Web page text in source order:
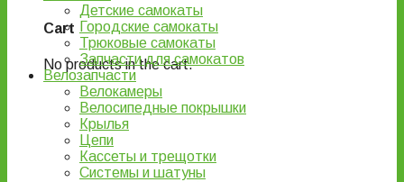
Cart
No products in the cart.
Детские самокаты
Городские самокаты
Трюковые самокаты
Запчасти для самокатов
Велозапчасти
Велокамеры
Велосипедные покрышки
Крылья
Цепи
Кассеты и трещотки
Системы и шатуны